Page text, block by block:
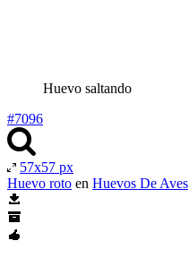
Huevo saltando
#7096
57x57 px
Huevo roto en Huevos De Aves